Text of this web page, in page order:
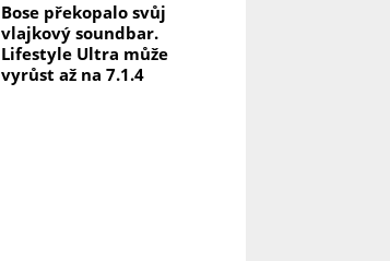
Bose překopalo svůj
vlajkový soundbar.
Lifestyle Ultra může
vyrůst až na 7.1.4